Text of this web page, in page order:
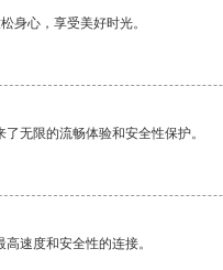
身心，享受美好时光。
无限的流畅体验和安全性保护。
速度和安全性的连接。